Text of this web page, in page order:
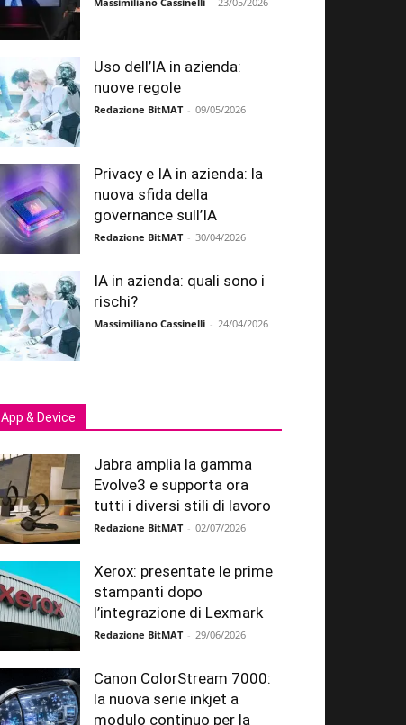
Uso dell’IA in azienda:
nuove regole
Redazione BitMAT - 09/05/2026
Privacy e IA in azienda: la
nuova sfida della
governance sull’IA
Redazione BitMAT - 30/04/2026
IA in azienda: quali sono i
rischi?
Massimiliano Cassinelli - 24/04/2026
App & Device
Jabra amplia la gamma
Evolve3 e supporta ora
tutti i diversi stili di lavoro
Redazione BitMAT - 02/07/2026
Xerox: presentate le prime
stampanti dopo
l’integrazione di Lexmark
Redazione BitMAT - 29/06/2026
Canon ColorStream 7000:
la nuova serie inkjet a
modulo continuo per la